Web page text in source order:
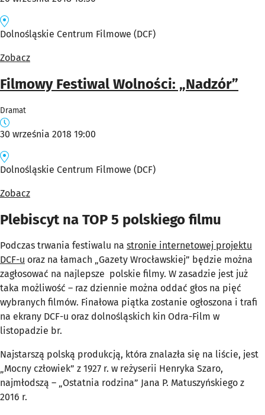
Dolnośląskie Centrum Filmowe (DCF)
Zobacz
Filmowy Festiwal Wolności: „Nadzór”
Dramat
30 września 2018 19:00
Dolnośląskie Centrum Filmowe (DCF)
Zobacz
Plebiscyt na TOP 5 polskiego filmu
Podczas trwania festiwalu na stronie internetowej projektu
DCF-u oraz na łamach „Gazety Wrocławskiej” będzie można
zagłosować na najlepsze polskie filmy. W zasadzie jest już
taka możliwość – raz dziennie można oddać głos na pięć
wybranych filmów. Finałowa piątka zostanie ogłoszona i trafi
na ekrany DCF-u oraz dolnośląskich kin Odra-Film w
listopadzie br.
Najstarszą polską produkcją, która znalazła się na liście, jest
„Mocny człowiek” z 1927 r. w reżyserii Henryka Szaro,
najmłodszą – „Ostatnia rodzina” Jana P. Matuszyńskiego z
2016 r.